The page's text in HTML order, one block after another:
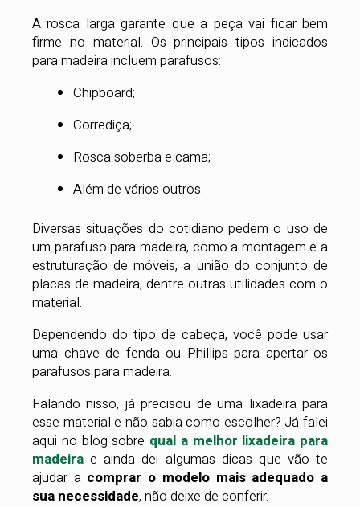
A rosca larga garante que a peça vai ficar bem
firme no material. Os principais tipos indicados
para madeira incluem parafusos:
Chipboard;
Corrediça;
Rosca soberba e cama;
Além de vários outros.
Diversas situações do cotidiano pedem o uso de
um parafuso para madeira, como a montagem e a
estruturação de móveis, a união do conjunto de
placas de madeira, dentre outras utilidades com o
material.
Dependendo do tipo de cabeça, você pode usar
uma chave de fenda ou Phillips para apertar os
parafusos para madeira.
Falando nisso, já precisou de uma lixadeira para
esse material e não sabia como escolher? Já falei
aqui no blog sobre qual a melhor lixadeira para
madeira e ainda dei algumas dicas que vão te
ajudar a comprar o modelo mais adequado a
sua necessidade, não deixe de conferir.